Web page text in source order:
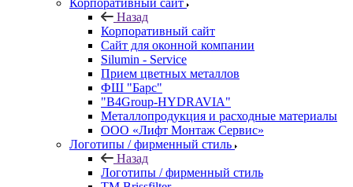
Назад
Корпоративный сайт
Сайт для оконной компании
Silumin - Service
Прием цветных металлов
ФШ "Барс"
"B4Group-HYDRAVIA"
Металлопродукция и расходные материалы
OOO «Лифт Монтаж Сервис»
Логотипы / фирменный стиль
Назад
Логотипы / фирменный стиль